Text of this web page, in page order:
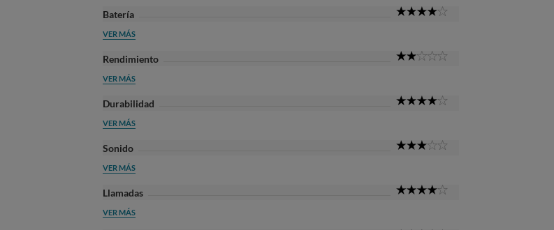
Batería
VER MÁS
Rendimiento
VER MÁS
Durabilidad
VER MÁS
Sonido
VER MÁS
Llamadas
VER MÁS